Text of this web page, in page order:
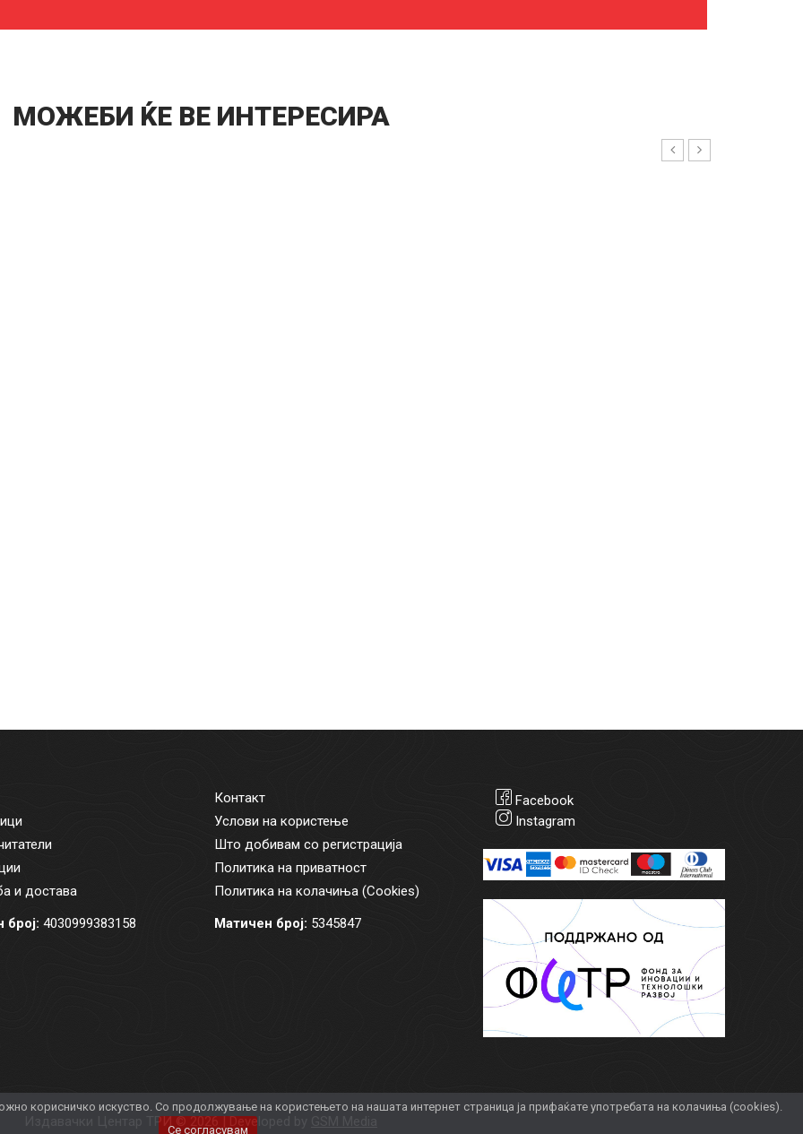
МОЖЕБИ ЌЕ ВЕ ИНТЕРЕСИРА
корисничко искуство. Со продолжување на користењето на нашата интернет страница ја прифаќате употребата на колачиња (cookies).
Се согласувам
и достава
број: 4030999383158
Контакт
Услови на користење
Што добивам со регистрација
Политика на приватност
Политика на колачиња (Cookies)
Матичен број: 5345847
Facebook
Instagram
Издавачки Центар ТРИ © 2026 | Developed by